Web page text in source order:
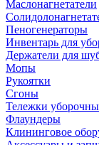
Маслонагнетатели
Пеногенераторы
Инвентарь для
Держатели для
Мопы
Рукоятки
Сгоны
Тележки
Флаундеры
Клининговое